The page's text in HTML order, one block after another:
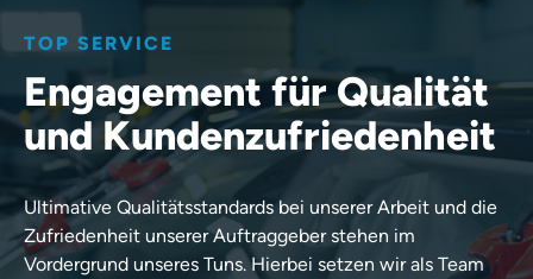
TOP SERVICE
Engagement für Qualität
und Kundenzufriedenheit
Ultimative Qualitätsstandards bei unserer Arbeit und die
Zufriedenheit unserer Auftraggeber stehen im
Vordergrund unseres Tuns. Hierbei setzen wir als Team